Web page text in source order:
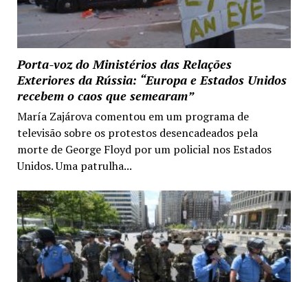
Porta-voz do Ministérios das Relações
Exteriores da Rússia: “Europa e Estados Unidos
recebem o caos que semearam”
María Zajárova comentou em um programa de
televisão sobre os protestos desencadeados pela
morte de George Floyd por um policial nos Estados
Unidos. Uma patrulha...